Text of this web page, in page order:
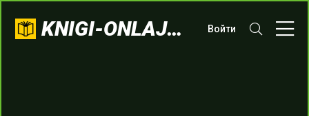
KNIGI-ONLAJN.COM Войти